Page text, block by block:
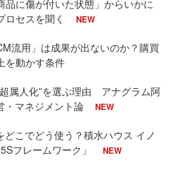
品に傷が付いた状態」からいかに
セスを聞く
NEW
流用」は成果が出ないのか？購買
を動かす条件
属人化”を選ぶ理由 アナグラム阿
・マネジメント論
NEW
こでどう使う？積水ハウス イノ
フレームワーク」
NEW